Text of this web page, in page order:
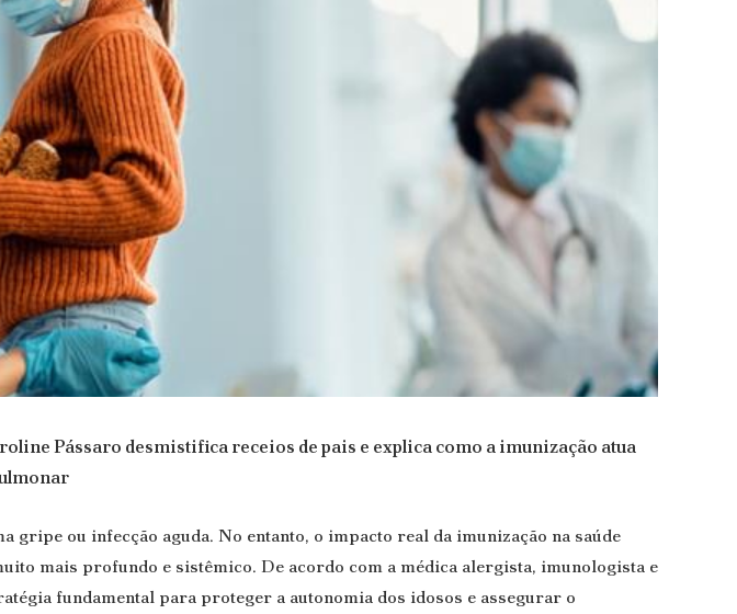
Pássaro desmistifica receios de pais e explica como a imunização atua
gripe ou infecção aguda. No entanto, o impacto real da imunização na saúde
mais profundo e sistêmico. De acordo com a médica alergista, imunologista e
fundamental para proteger a autonomia dos idosos e assegurar o